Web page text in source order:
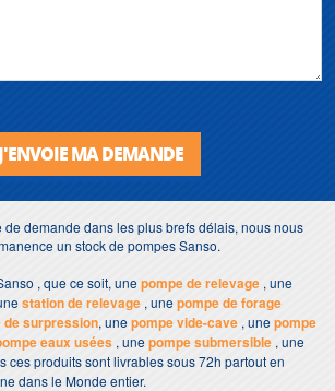
J'ENVOIE MA DEMANDE
demande dans les plus brefs délais, nous nous
un stock de pompes Sanso.
, que ce soit, unepompe de relevage , une
station de relevage , unepompe de forage
de surpression, unepompe vide-cave , unepompe
eaux usées , unepompe submersible , une
ces produits sont livrables sous 72h partout en
dans le Monde entier.